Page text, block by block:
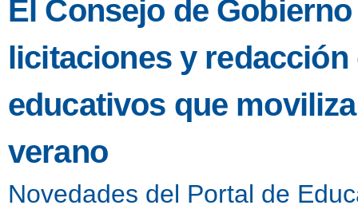
El Consejo de
licitaciones y
educativos que
verano
Novedades del Portal de